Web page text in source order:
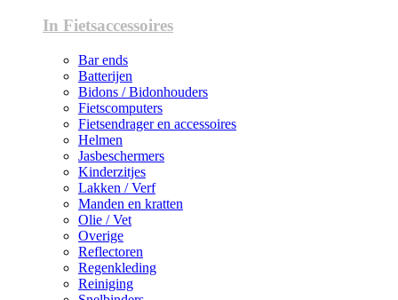
In Fietsaccessoires
Bar ends
Batterijen
Bidons / Bidonhouders
Fietscomputers
Fietsendrager en accessoires
Helmen
Jasbeschermers
Kinderzitjes
Lakken / Verf
Manden en kratten
Olie / Vet
Overige
Reflectoren
Regenkleding
Reiniging